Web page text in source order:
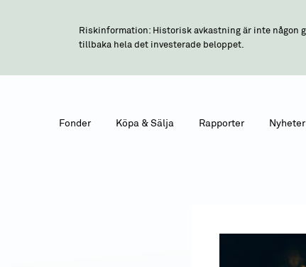
Riskinformation: Historisk avkastning är inte någon
tillbaka hela det investerade beloppet.
Fonder Köpa & Sälja Rapporter Nyheter